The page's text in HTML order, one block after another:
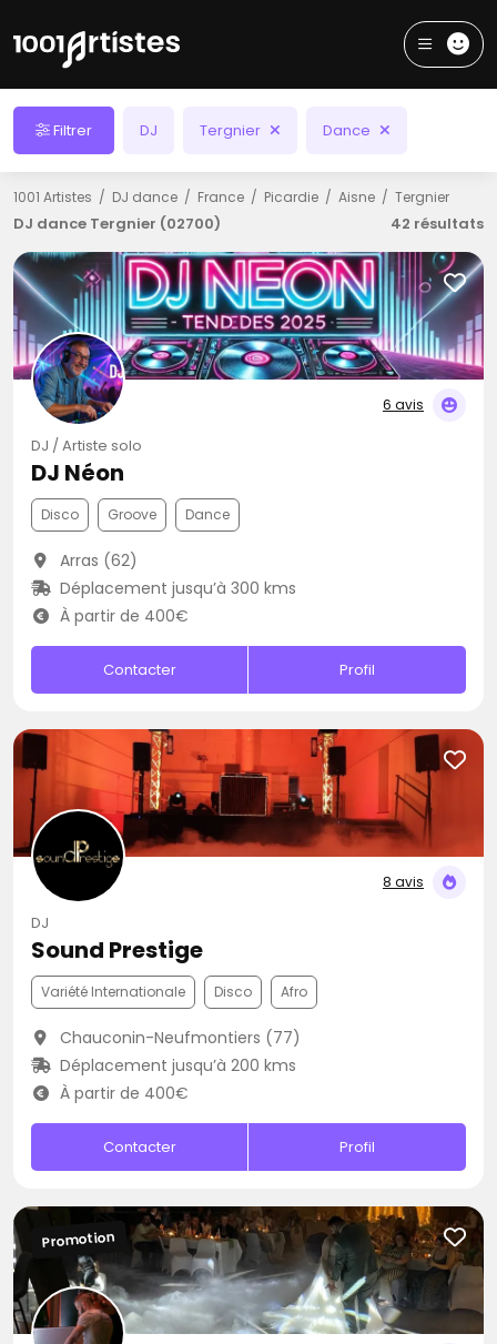
Filtrer DJ Tergnier Dance
1001 Artistes DJ dance France Picardie Aisne Tergnier
DJ dance Tergnier (02700) 42 résultats
6 avis
DJ / Artiste solo
DJ Néon
Disco Groove Dance
Arras (62)
Déplacement jusqu’à 300 kms
À partir de 400€
Contacter Profil
8 avis
DJ
Sound Prestige
Variété Internationale Disco Afro
Chauconin-Neufmontiers (77)
Déplacement jusqu’à 200 kms
À partir de 400€
Contacter Profil
Promotion